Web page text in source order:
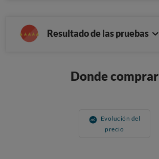
Resultado de las pruebas
Donde comprar
Evolución del
precio